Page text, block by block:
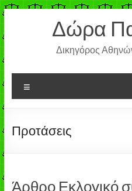
Μετάβαση
περιεχόμενοΔώρα
Δικηγόρος
Προτάσεις
Άρθρο Εκλογικό